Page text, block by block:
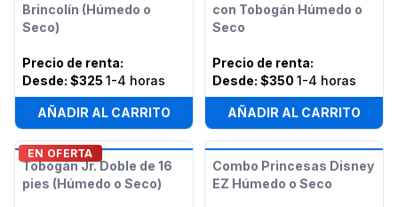
Brincolín (Húmedo o
Seco)
Precio de renta:
Desde: $325 1-4 horas
AÑADIR AL CARRITO
con Tobogán Húmedo o
Seco
Precio de renta:
Desde: $350 1-4 horas
AÑADIR AL CARRITO
EN OFERTA
Tobogán Jr. Doble de 16
pies (Húmedo o Seco)
Combo Princesas Disney
EZ Húmedo o Seco